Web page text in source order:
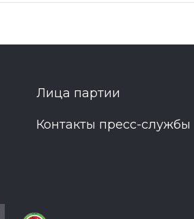
Лица партии
Контакты пресс-службы